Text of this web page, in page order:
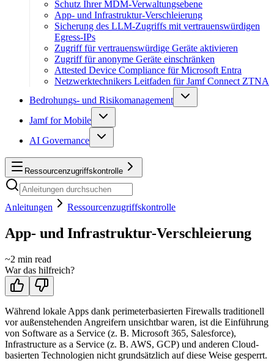
Schutz Ihrer MDM-Verwaltungsebene
App- und Infrastruktur-Verschleierung
Sicherung des LLM-Zugriffs mit vertrauenswürdigen
Egress-IPs
Zugriff für vertrauenswürdige Geräte aktivieren
Zugriff für anonyme Geräte einschränken
Attested Device Compliance für Microsoft Entra
Netzwerktechnikers Leitfaden für Jamf Connect ZTNA
Bedrohungs- und Risikomanagement
Jamf for Mobile
AI Governance
Ressourcenzugriffskontrolle
Anleitungen Ressourcenzugriffskontrolle
App- und Infrastruktur-Verschleierung
~2 min read
War das hilfreich?
Während lokale Apps dank perimeterbasierten Firewalls traditionell
vor außenstehenden Angreifern unsichtbar waren, ist die Einführung
von Software as a Service (z. B. Microsoft 365, Salesforce),
Infrastructure as a Service (z. B. AWS, GCP) und anderen Cloud-
basierten Technologien nicht grundsätzlich auf diese Weise gesperrt.